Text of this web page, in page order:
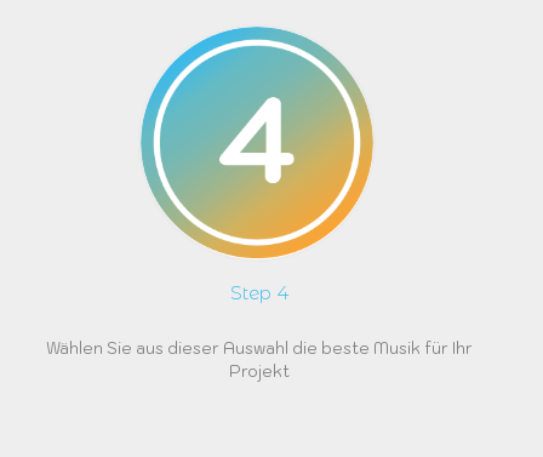
Step 4
Wählen Sie aus dieser Auswahl die beste Musik für Ihr
Projekt